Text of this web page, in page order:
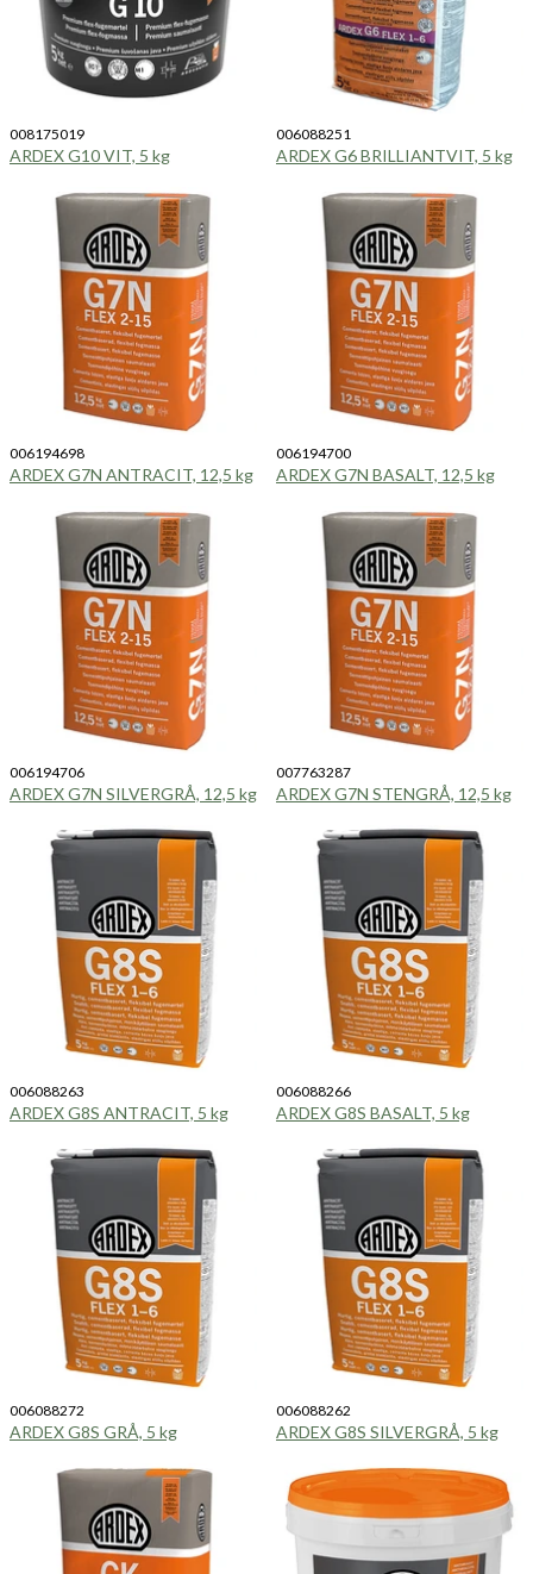
008175019
ARDEX G10 VIT, 5 kg
006088251
ARDEX G6 BRILLIANTVIT, 5 kg
006194698
ARDEX G7N ANTRACIT, 12,5 kg
006194700
ARDEX G7N BASALT, 12,5 kg
006194706
ARDEX G7N SILVERGRÅ, 12,5 kg
007763287
ARDEX G7N STENGRÅ, 12,5 kg
006088263
ARDEX G8S ANTRACIT, 5 kg
006088266
ARDEX G8S BASALT, 5 kg
006088272
ARDEX G8S GRÅ, 5 kg
006088262
ARDEX G8S SILVERGRÅ, 5 kg